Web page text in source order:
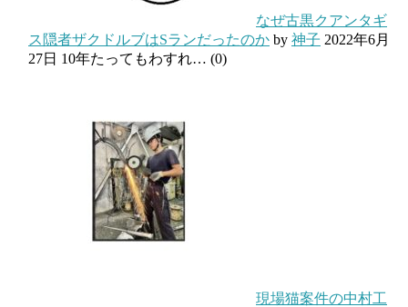
なぜ古黒クアンタギ
ス隠者ザクドルブはSランだったのか by 神子 2022年6月
27日 10年たってもわすれ… (0)
現場猫案件の中村工